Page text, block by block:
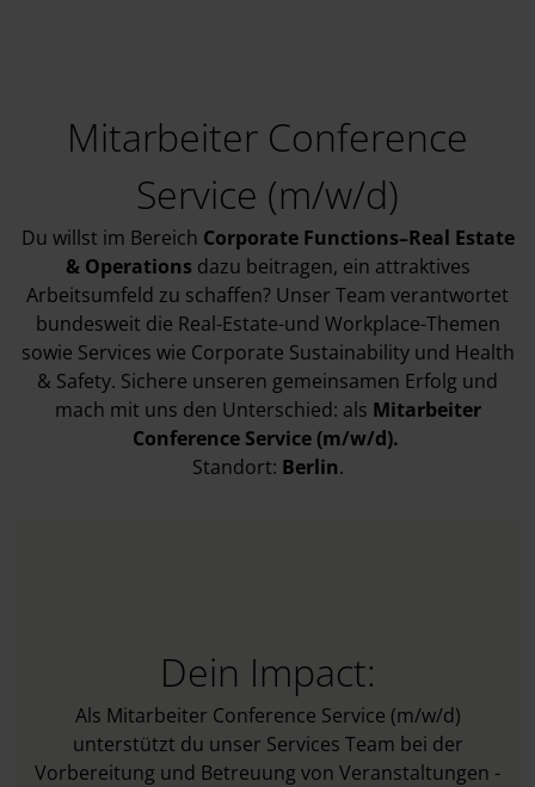
Mitarbeiter Conference
Service (m/w/d)
Du willst im Bereich Corporate Functions–Real Estate
& Operations dazu beitragen, ein attraktives
Arbeitsumfeld zu schaffen? Unser Team verantwortet
bundesweit die Real-Estate-und Workplace-Themen
sowie Services wie Corporate Sustainability und Health
& Safety. Sichere unseren gemeinsamen Erfolg und
mach mit uns den Unterschied: als Mitarbeiter
Conference Service (m/w/d).
Standort: Berlin.
Dein Impact:
Als Mitarbeiter Conference Service (m/w/d)
unterstützt du unser Services Team bei der
Vorbereitung und Betreuung von Veranstaltungen -